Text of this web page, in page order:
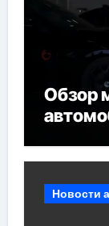
Обзор
Новости